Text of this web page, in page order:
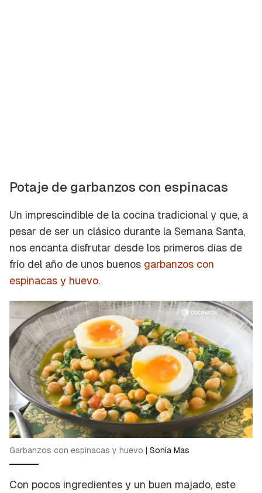
Potaje de garbanzos con espinacas
Un imprescindible de la cocina tradicional y que, a
pesar de ser un clásico durante la Semana Santa,
nos encanta disfrutar desde los primeros días de
frío del año de unos buenos garbanzos con
espinacas y huevo.
Garbanzos con espinacas y huevo | Sonia Mas
Con pocos ingredientes y un buen majado, este